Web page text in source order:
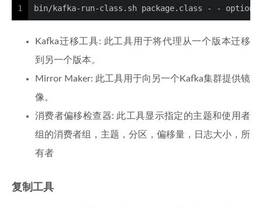
1 bin/kafka-run-class.sh package.class - - options
Kafka迁移工具: 此工具用于将代理从一个版本迁移
到另一个版本。
Mirror Maker: 此工具用于向另一个Kafka集群提供镜
像。
消费者偏移检查器: 此工具显示指定的主题和使用者
组的消费者组，主题，分区，偏移量，日志大小，所
有者
复制工具